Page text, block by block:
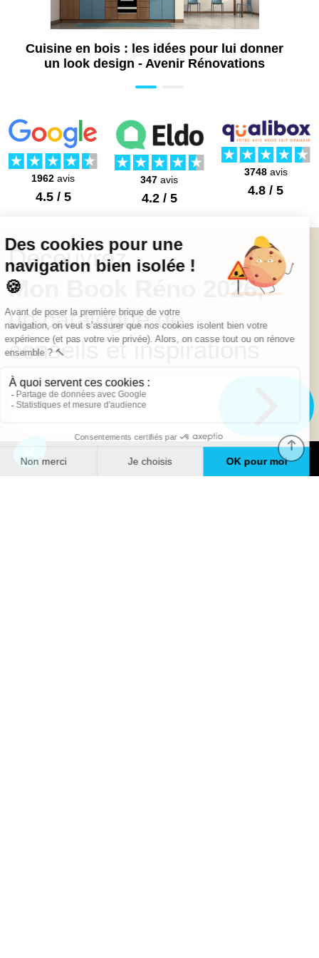
Cuisine en bois : les idées pour lui donner
un look design - Avenir Rénovations
1962 avis
4.5 / 5
347 avis
4.2 / 5
3748avis
4.8 / 5
Découvrez
Mon Book Réno 2026,
un catalogue de
conseils et inspirations